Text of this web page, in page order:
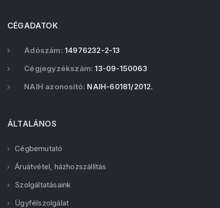
CÉGADATOK
Adószám: 14976232-2-13
Cégjegyzékszám: 13-09-150063
NAIH azonosító: NAIH-60181/2012.
ÁLTALÁNOS
Cégbemutató
Áruátvétel, házhozszállítás
Szolgáltatásaink
Ügyfélszolgálat